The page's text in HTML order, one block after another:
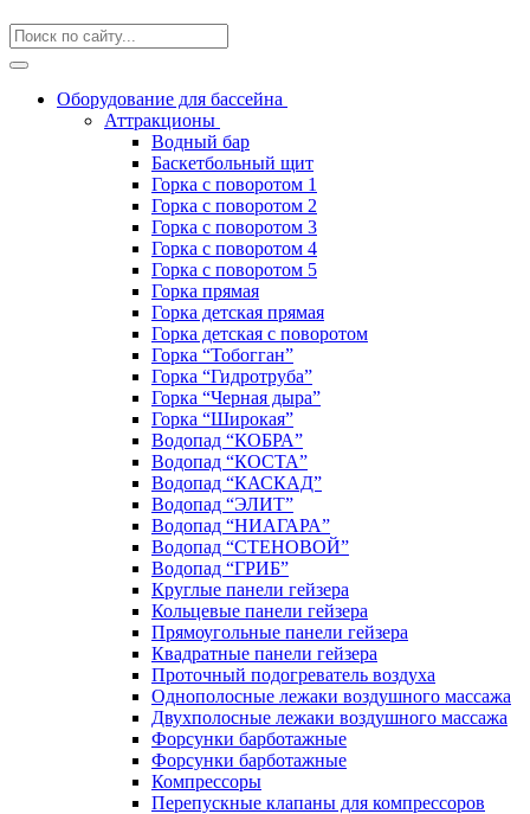
Оборудование для бассейна
Аттракционы
Водный бар
Баскетбольный щит
Горка с поворотом 1
Горка с поворотом 2
Горка с поворотом 3
Горка с поворотом 4
Горка с поворотом 5
Горка прямая
Горка детская прямая
Горка детская с поворотом
Горка “Тобогган”
Горка “Гидротруба”
Горка “Черная дыра”
Горка “Широкая”
Водопад “КОБРА”
Водопад “КОСТА”
Водопад “КАСКАД”
Водопад “ЭЛИТ”
Водопад “НИАГАРА”
Водопад “СТЕНОВОЙ”
Водопад “ГРИБ”
Круглые панели гейзера
Кольцевые панели гейзера
Прямоугольные панели гейзера
Квадратные панели гейзера
Проточный подогреватель воздуха
Однополосные лежаки воздушного массажа
Двухполосные лежаки воздушного массажа
Форсунки барботажные
Форсунки барботажные
Компрессоры
Перепускные клапаны для компрессоров